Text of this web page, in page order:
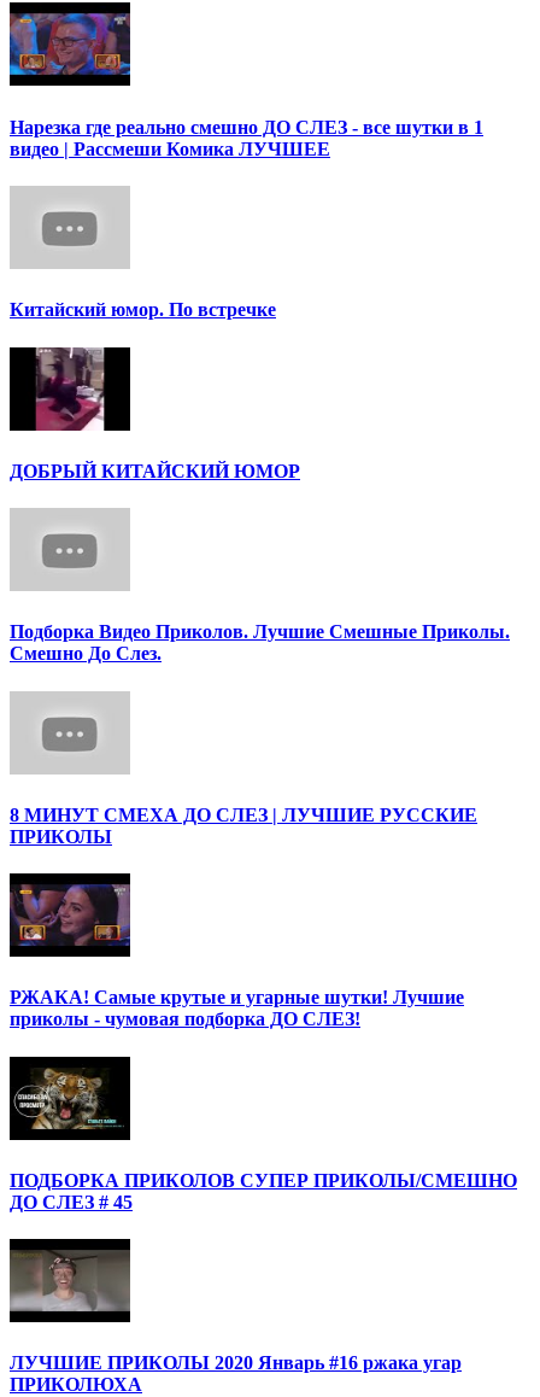
Нарезка где реально смешно ДО СЛЕЗ - все шутки в 1
видео | Рассмеши Комика ЛУЧШЕЕ
Китайский юмор. По встречке
ДОБРЫЙ КИТАЙСКИЙ ЮМОР
Подборка Видео Приколов. Лучшие Смешные Приколы.
Смешно До Слез.
8 МИНУТ СМЕХА ДО СЛЕЗ | ЛУЧШИЕ РУССКИЕ
ПРИКОЛЫ
РЖАКА! Самые крутые и угарные шутки! Лучшие
приколы - чумовая подборка ДО СЛЕЗ!
ПОДБОРКА ПРИКОЛОВ СУПЕР ПРИКОЛЫ/СМЕШНО
ДО СЛЕЗ # 45
ЛУЧШИЕ ПРИКОЛЫ 2020 Январь #16 ржака угар
ПРИКОЛЮХА